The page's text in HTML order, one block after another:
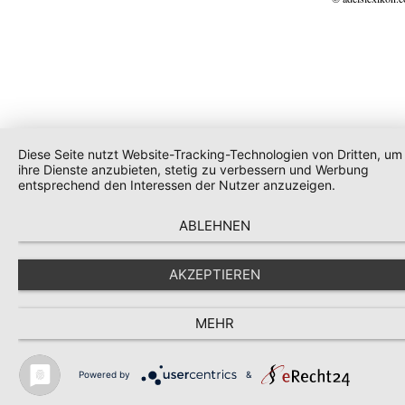
Diese Seite nutzt Website-Tracking-Technologien von Dritten, um
ihre Dienste anzubieten, stetig zu verbessern und Werbung
entsprechend den Interessen der Nutzer anzuzeigen.
ABLEHNEN
AKZEPTIEREN
MEHR
Powered by &